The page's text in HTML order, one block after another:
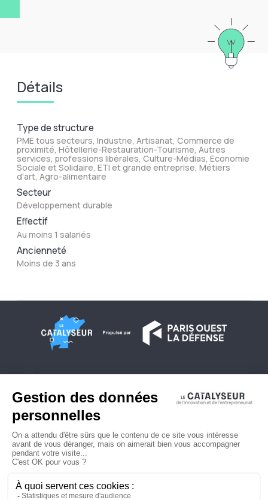
Détails
Type de structure
PME tous secteurs, Industrie, Artisanat, Commerce de
proximité, Hôtellerie-Restauration-Tourisme, Autres
services, professions libérales, Culture-Médias, Economie
Sociale et Solidaire, ETI et grande entreprise, Métiers
d'art, Agro-alimentaire
Secteur
Développement durable
Effectif
Au moins 1 salariés
Ancienneté
Moins de 3 ans
Conditions générales d'utilisation
Contactez-nous
Politique de confidentialité
Plan du site
© 2026 Copyright - Le Catalyseur